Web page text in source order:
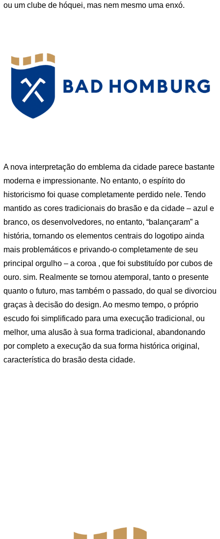
ou um clube de hóquei, mas nem mesmo uma enxó.
A nova interpretação do emblema da cidade parece bastante
moderna e impressionante. No entanto, o espírito do
historicismo foi quase completamente perdido nele. Tendo
mantido as cores tradicionais do brasão e da cidade – azul e
branco, os desenvolvedores, no entanto, “balançaram” a
história, tornando os elementos centrais do logotipo ainda
mais problemáticos e privando-o completamente de seu
principal orgulho – a coroa , que foi substituído por cubos de
ouro. sim. Realmente se tornou atemporal, tanto o presente
quanto o futuro, mas também o passado, do qual se divorciou
graças à decisão do design. Ao mesmo tempo, o próprio
escudo foi simplificado para uma execução tradicional, ou
melhor, uma alusão à sua forma tradicional, abandonando
por completo a execução da sua forma histórica original,
característica do brasão desta cidade.